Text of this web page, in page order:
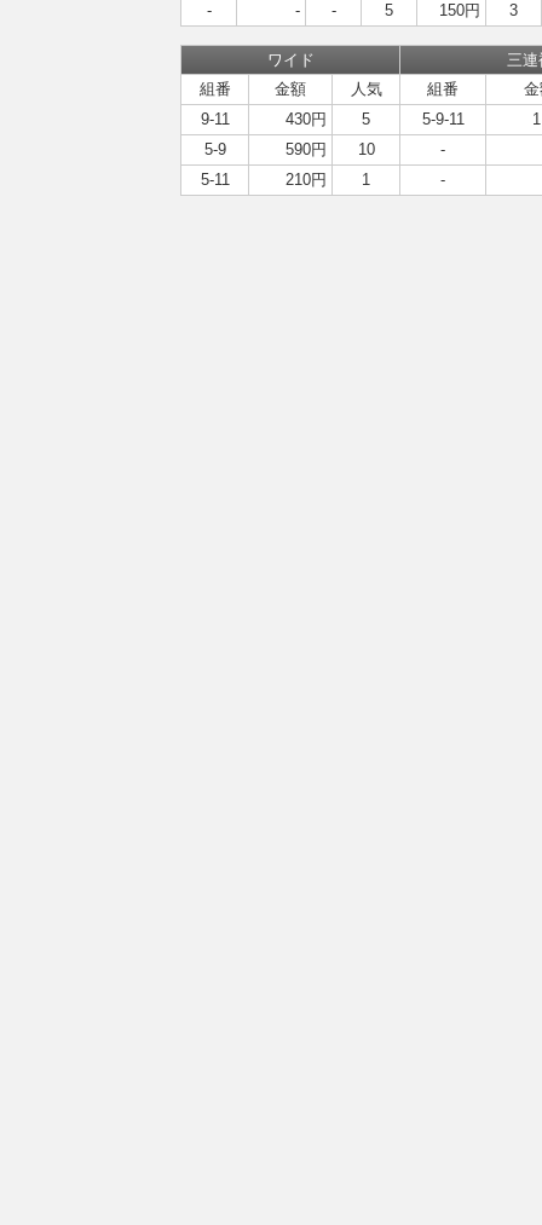
-
- - 5 150円 3
ワイド
三連
組番
金額 人気 組番
9-11
430円 5 5-9-11
5-9
590円 10
-
5-11
210円 1 -